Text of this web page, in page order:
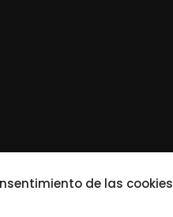
de las cookies